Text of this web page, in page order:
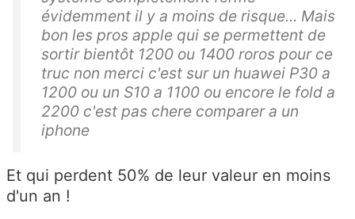
évidemment il y a moins de risque... Mais
bon les pros apple qui se permettent de
sortir bientôt 1200 ou 1400 roros pour ce
truc non merci c'est sur un huawei P30 a
1200 ou un S10 a 1100 ou encore le fold a
2200 c'est pas chere comparer a un
iphone
Et qui perdent 50% de leur valeur en moins
d'un an !